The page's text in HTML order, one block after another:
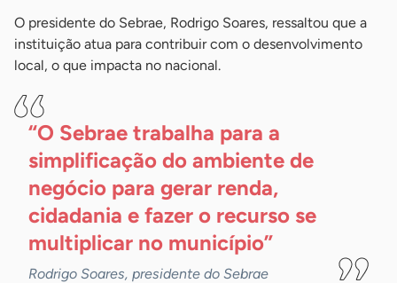
O presidente do Sebrae, Rodrigo Soares, ressaltou que a
instituição atua para contribuir com o desenvolvimento
local, o que impacta no nacional.
“O Sebrae trabalha para a
simplificação do ambiente de
negócio para gerar renda,
cidadania e fazer o recurso se
multiplicar no município”
Rodrigo Soares, presidente do Sebrae